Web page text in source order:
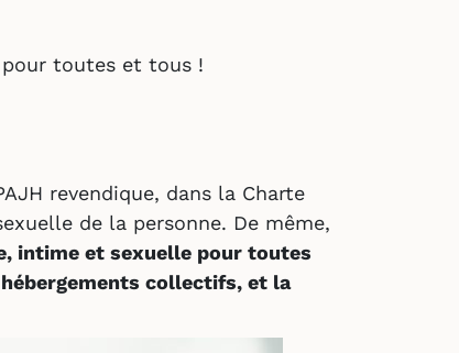
toutes et tous !
revendique, dans la Charte
de la personne. De même,
intime et sexuelle pour toutes
collectifs, et la